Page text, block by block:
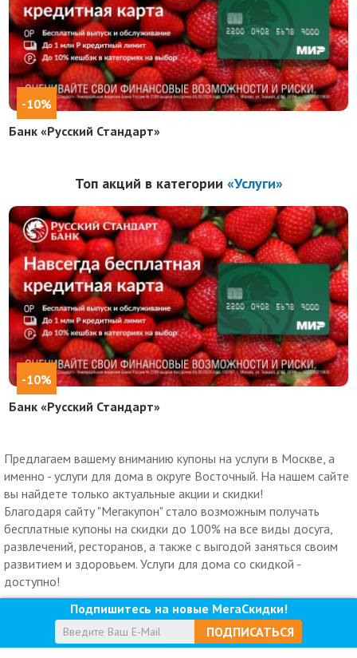
-10%
Банк «Русский Стандарт»
Топ акций в категории «Услуги»
-10%
Банк «Русский Стандарт»
Предлагаем вашему вниманию купоны на услуги в Москве, а
именно - услуги для дома в округе Восточный. На нашем сайте
вы найдете только актуальные акции и скидки!
Благодаря сайту "Мегакупон" стало возможным получать
бесплатные купоны на скидки до 100% на все виды досуга,
развлечений, ресторанов, а также с выгодой заняться своим
развитием и здоровьем. Услуги для дома со скидкой -
доступно!
Подпишитесь на новые МегаСкидки!
ПОДПИСАТЬСЯ